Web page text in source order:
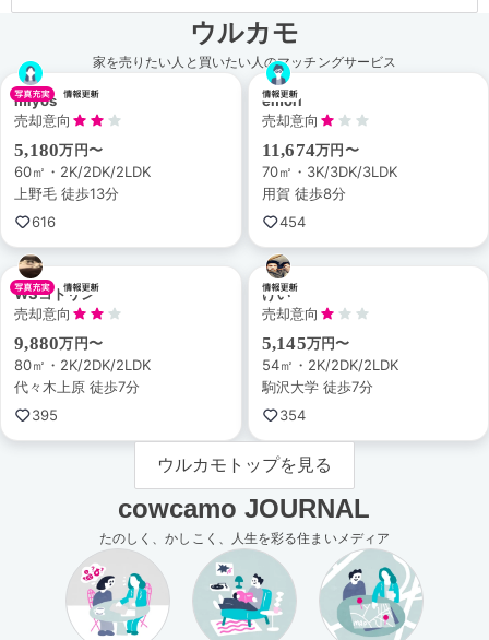
ウルカモ
家を売りたい人と買いたい人のマッチングサービス
miyos
売却意向
5,180万円〜
60㎡・2K/2DK/2LDK
上野毛 徒歩13分
616
emori
売却意向
11,674万円〜
70㎡・3K/3DK/3LDK
用賀 徒歩8分
454
WSコトリン
売却意向
9,880万円〜
80㎡・2K/2DK/2LDK
代々木上原 徒歩7分
395
けい
売却意向
5,145万円〜
54㎡・2K/2DK/2LDK
駒沢大学 徒歩7分
354
ウルカモトップを見る
cowcamo JOURNAL
たのしく、かしこく、人生を彩る住まいメディア